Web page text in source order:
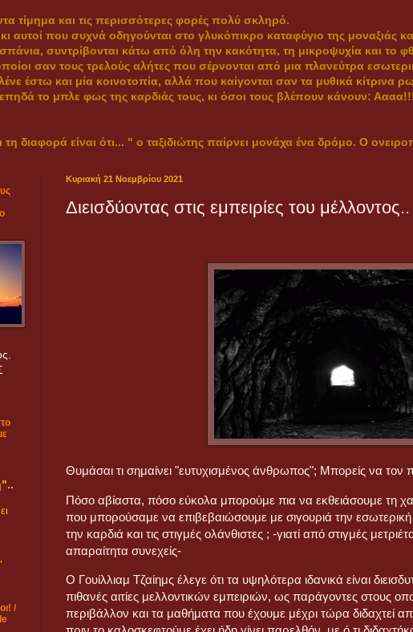
τίμημα και τις περισσότερες φορές πολύ σκληρό.
κι αυτοί που συχνά οδηγούνται στο γλυκόπικρο καταφύγιο της μοναξιάς
συντρίβονται κάτω από όλη την κακότητα, τη μικροψυχία και το
σαν τους τρελούς αλήτες που σέρνονται από μια πλανεύτρα
έστω και μία κοινοτοπία, αλλά που καίγονται σαν τα μυθικά
το μπλε φως της καρδιάς τους, κι όσοι τους βλέπουν κάνουν:
τη διαφορά είναι ότι... " ο ταξιδιώτης παίρνει μονάχα ένα δρόμο. Ο
Κυριακή 21 Νοεμβρίου 2021
Διεισδύοντας στις εμπειρίες του μέλλοντος..
Θυμάσαι τι σημαίνει "ευτυχισμένος άνθρωπος"; Μπορείς να τον
Πόσο αβίαστα, πόσο εύκολα μπορούμε πια να εκθειάσουμε τη
που μπορούσαμε να επιβεβαιώσουμε με σιγουριά την
την καρδιά και τις στιγμές ολάνθιστες ; -γιατί από στιγμές
απαραίτητα συνεχείς-
Ο Γουίλλιαμ Τζαίημς έλεγε ότι τα υψηλότερα ιδανικά είναι
πιθανές αιτίες μελλοντικών εμπειριών, ως παράγοντες στους
περιβάλλον και τα μαθήματα που έχουμε μέχρι τώρα διδαχτεί
/